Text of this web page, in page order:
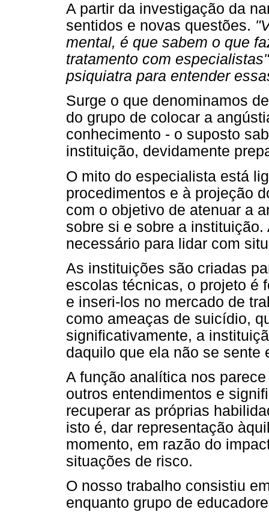
A partir da investigação da
sentidos e novas questões.
mental, é que sabem o que
tratamento com
psiquiatra para entender
Surge o que denominamos
do grupo de colocar a
conhecimento - o suposto
instituição, devidamente
O mito do especialista está
procedimentos e à projeção
com o objetivo de atenuar a
sobre si e sobre a
necessário para lidar com
As instituições são criadas
escolas técnicas, o projeto é
e inseri-los no mercado de
como ameaças de suicídio,
significativamente, a
daquilo que ela não se sente
A função analítica nos
outros entendimentos e
recuperar as próprias
isto é, dar representação
momento, em razão do
situações de risco.
O nosso trabalho consistiu
enquanto grupo de